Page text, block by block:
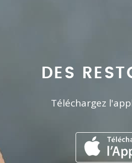
DES
Téléchargez